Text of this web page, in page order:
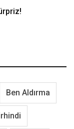
Ben Aldırma